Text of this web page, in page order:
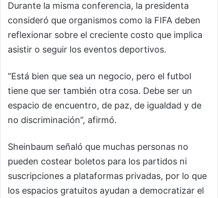
Durante la misma conferencia, la presidenta
consideró que organismos como la FIFA deben
reflexionar sobre el creciente costo que implica
asistir o seguir los eventos deportivos.
“Está bien que sea un negocio, pero el futbol
tiene que ser también otra cosa. Debe ser un
espacio de encuentro, de paz, de igualdad y de
no discriminación”, afirmó.
Sheinbaum señaló que muchas personas no
pueden costear boletos para los partidos ni
suscripciones a plataformas privadas, por lo que
los espacios gratuitos ayudan a democratizar el